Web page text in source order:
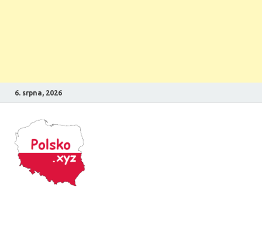
6. srpna, 2026